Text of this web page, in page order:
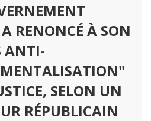
RENONCÉ À SON
ANTI-
SELON UN
RÉPUBLICAIN